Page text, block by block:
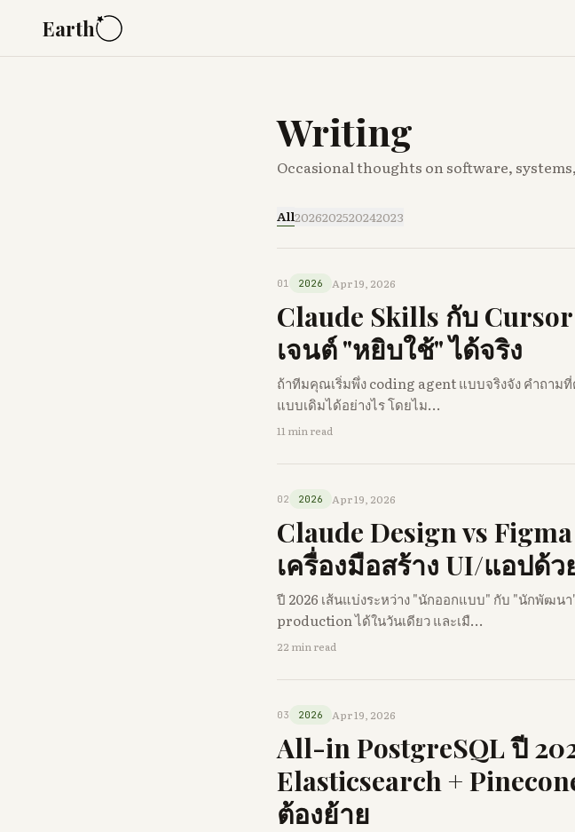
Earth
Writing
Occasional thoughts on software,
All2026202520242023
01 2026 Apr 19, 2026
Claude Skills กับ
เจนต์ "หยิบใช้" ได้จริง
ถ้าทีมคุณเริ่มพึ่ง coding agent แบบจริงจัง คำถาม
แบบเดิมได้อย่างไร โดยไม...
11 min read
02 2026 Apr 19, 2026
Claude Design vs
เครื่องมือสร้าง UI/แอปด้ว
ปี 2026 เส้นแบ่งระหว่าง "นักออกแบบ" กับ "นักพัฒน
production ได้ในวันเดียว และเมื...
22 min read
03 2026 Apr 19, 2026
All-in PostgreSQL ปี
Elasticsearch +
ต้องย้าย